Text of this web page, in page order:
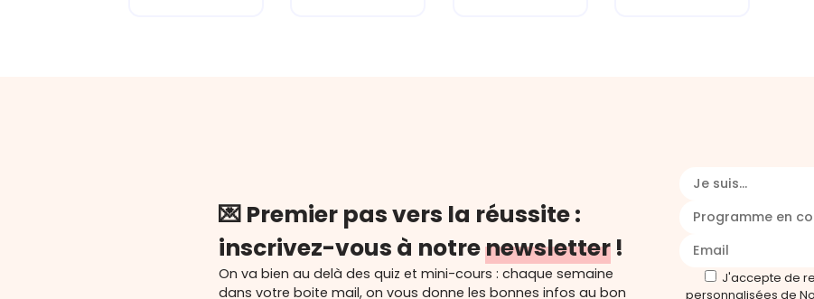
💌 Premier pas vers la réussite :
inscrivez-vous à notrenewsletter !
On va bien au delà des quiz et mini-cours : chaque semaine
dans votre boite mail, on vous donne les bonnes infos au bon
Je suis...
Programme en
J'accepte de
personnalisées de